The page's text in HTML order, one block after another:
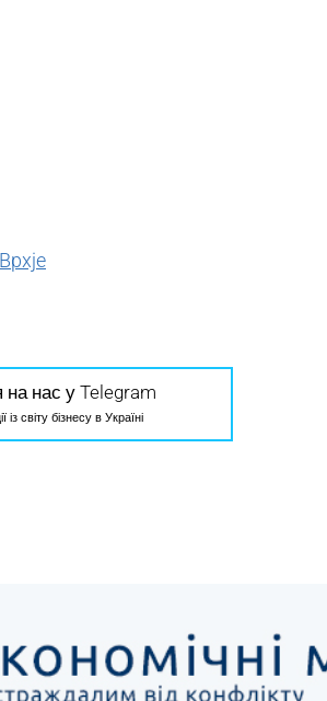
на нас у Telegram
із світу бізнесу в Україні